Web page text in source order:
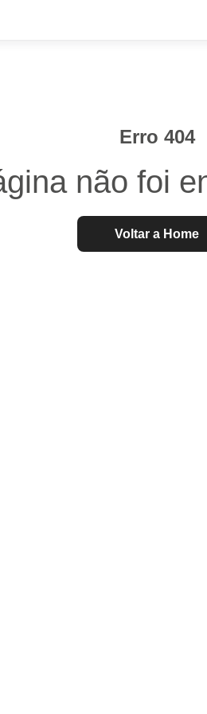
Erro 404
não foi
Voltar a Home